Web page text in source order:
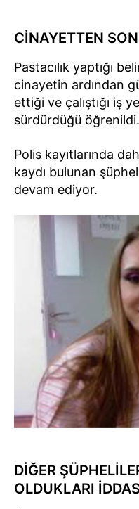
CİNAYETTEN
Pastacılık yaptığı
cinayetin ardından
ettiği ve çalıştığı iş
sürdürdüğü öğrenildi.
Polis kayıtlarında
kaydı bulunan
devam ediyor.
DİĞER
OLDUKLARI